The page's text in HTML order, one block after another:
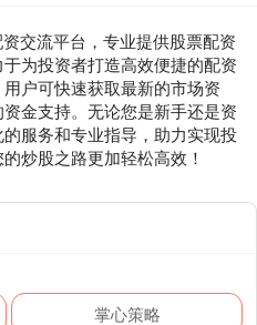
交流平台，专业提供股票配资
为投资者打造高效便捷的配资
户可快速获取最新的市场资
金支持。无论您是新手还是资
服务和专业指导，助力实现投
炒股之路更加轻松高效！
掌心策略